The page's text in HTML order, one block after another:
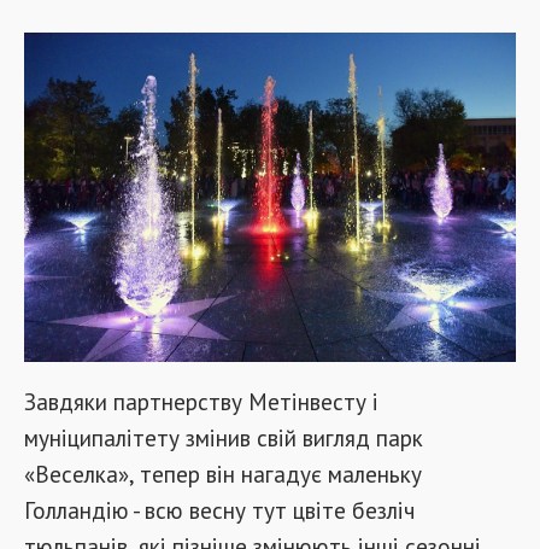
Завдяки партнерству Метінвесту і
муніципалітету змінив свій вигляд парк
«Веселка», тепер він нагадує маленьку
Голландію - всю весну тут цвіте безліч